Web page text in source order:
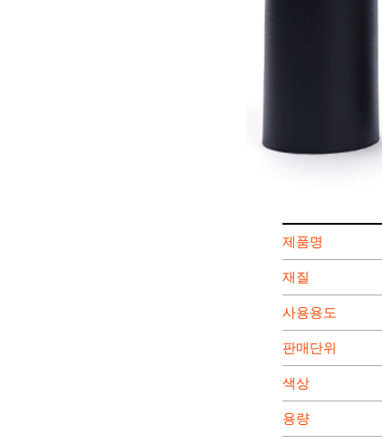
제품명
재질
사용용도
판매단위
색상
용량